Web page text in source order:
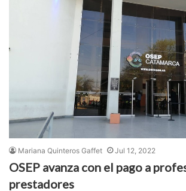
Mariana Quinteros Gaffet Jul 12, 2022
OSEP avanza con el pago a
prestadores